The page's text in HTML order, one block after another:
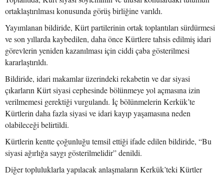
ortaklaştırılması konusunda görüş birliğine varıldı.
Yayımlanan bildiride, Kürt partilerinin ortak toplantıları sürdürmesi
ve son yıllarda kaybedilen, daha önce Kürtlere tahsis edilmiş idari
görevlerin yeniden kazanılması için ciddi çaba gösterilmesi
kararlaştırıldı.
Bildiride, idari makamlar üzerindeki rekabetin ve dar siyasi
çıkarların Kürt siyasi cephesinde bölünmeye yol açmasına izin
verilmemesi gerektiği vurgulandı. İç bölünmelerin Kerkük’te
Kürtlerin daha fazla siyasi ve idari kayıp yaşamasına neden
olabileceği belirtildi.
Kürtlerin kentte çoğunluğu temsil ettiği ifade edilen bildiride, “Bu
siyasi ağırlığa saygı gösterilmelidir” denildi.
Diğer topluluklarla yapılacak anlaşmaların Kerkük’teki Kürtler